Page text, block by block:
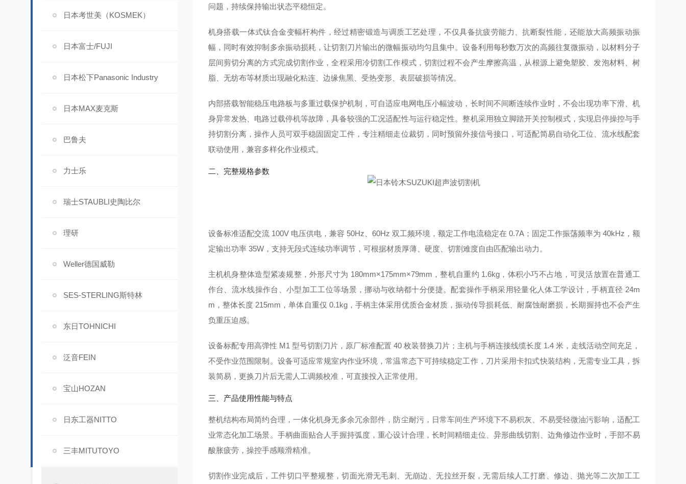
日本考世美（KOSMEK）
日本富士/FUJI
日本松下Panasonic Industry
日本MAX麦克斯
巴鲁夫
力士乐
瑞士STAUBLI史陶比尔
理研
Weller德国威勒
SES-STERLING斯特林
东日TOHNICHI
泛音FEIN
宝山HOZAN
日东工器NITTO
三丰MITUTOYO
问题，持续保持输出状态平稳恒定。
机身搭载一体式钛合金变幅杆构件，经过精密锻造与调质工艺处理，不仅具备抗疲劳能力、抗断裂性能，还能放大高频振动振
幅，同时有效抑制多余振动损耗，让切割刀片输出的微幅振动均匀且集中。设备利用每秒数万次的高频往复微振动，以材料分子
层间剪切分离的方式完成切割作业，全程采用冷切割工作模式，切割过程不会产生摩擦高温，从根源上避免塑胶、发泡材料、树
脂、无纺布等材质出现融化粘连、边缘焦黑、受热变形、表层破损等情况。
内部搭载智能稳压电路板与多重过载保护机制，可自适应电网电压小幅波动，长时间不间断连续作业时，不会出现功率下滑、机
身异常发热、电路过载停机等故障，具备较强的工况适配性与运行稳定性。整机采用独立脚踏开关控制模式，实现启停操控与手
持切割分离，操作人员可双手稳固固定工件，专注精细走位裁切，同时预留外接信号接口，可适配简易自动化工位、流水线配套
联动使用，兼容多样化作业模式。
二、完整规格参数
设备标准适配交流 100V 电压供电，兼容 50Hz、60Hz 双工频环境，额定工作电流稳定在 0.7A；固定工作振荡频率为 40kHz，额
定输出功率 35W，支持无段式连续功率调节，可根据材质厚薄、硬度、切割难度自由匹配输出动力。
主机机身整体造型紧凑规整，外形尺寸为 180mm×175mm×79mm，整机自重约 1.6kg，体积小巧不占地，可灵活放置在普通工
作台、流水线操作台、小型加工工位等场景，挪动与收纳都十分便捷。配套操作手柄采用轻量化人体工学设计，手柄直径 24m
m，整体长度 215mm，单体自重仅 0.1kg，手柄主体采用优质合金材质，振动传导损耗低、耐腐蚀耐磨损，长期握持也不会产生
负重压迫感。
设备标配专用高弹性 M1 型号切割刀片，原厂标准配置 40 枚装替换刀片；主机与手柄连接线缆长度 1.4 米，走线活动空间充足，
不受作业范围限制。设备可适应常规室内作业环境，常温常态下可持续稳定工作，刀片采用卡扣式快装结构，无需专业工具，拆
装简易，更换刀片后无需人工调频校准，可直接投入正常使用。
三、产品使用性能与特点
整机结构布局简约合理，一体化机身无多余冗余部件，防尘耐污，日常车间生产环境下不易积灰、不易受轻微油污影响，适配工
业常态化加工场景。手柄曲面贴合人手握持弧度，重心设计合理，长时间精细走位、异形曲线切割、边角修边作业时，手部不易
酸胀疲劳，操控手感顺滑精准。
切割作业完成后，工件切口平整规整，切面光滑无毛刺、无崩边、无拉丝开裂，无需后续人工打磨、修边、抛光等二次加工工